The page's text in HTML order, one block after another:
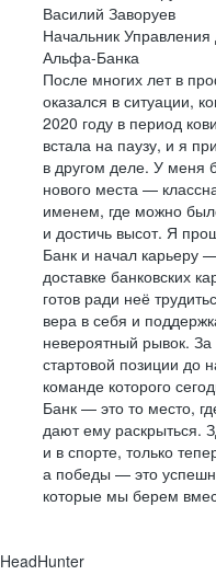
Василий Заворуев
Начальник
Альфа-Банка
После многих лет в
оказался в ситуации,
2020 году в период
встала на паузу, и я
в другом деле. У меня
нового места —
именем, где можно
и достичь высот. Я
Банк и начал карьеру
доставке банковских
готов ради неё
вера в себя и
невероятный рывок.
стартовой позиции до
команде которого
Банк — это то место,
дают ему раскрыться.
и в спорте, только
а победы — это
которые мы берем
HeadHunter